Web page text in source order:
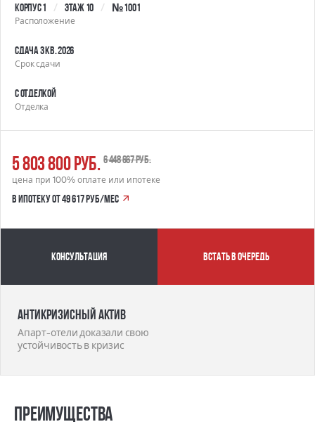
Корпус 1 Этаж 10 № 1001
Расположение
Сдача 3 кв. 2026
Срок сдачи
С отделкой
Отделка
5 803 800 руб. 6 448 667 руб.
цена при 100% оплате или ипотеке
в ипотеку от 49 617 руб/мес
Консультация встать в очередь
Антикризисный актив
Апарт-отели доказали свою
устойчивость в кризис
Преимущества